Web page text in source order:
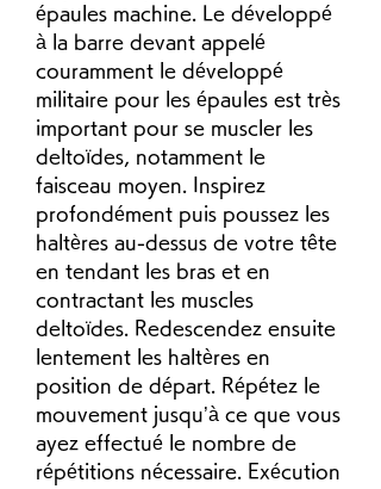
épaules machine. Le développé
à la barre devant appelé
couramment le développé
militaire pour les épaules est très
important pour se muscler les
deltoïdes, notamment le
faisceau moyen. Inspirez
profondément puis poussez les
haltères au-dessus de votre tête
en tendant les bras et en
contractant les muscles
deltoïdes. Redescendez ensuite
lentement les haltères en
position de départ. Répétez le
mouvement jusqu’à ce que vous
ayez effectué le nombre de
répétitions nécessaire. Exécution